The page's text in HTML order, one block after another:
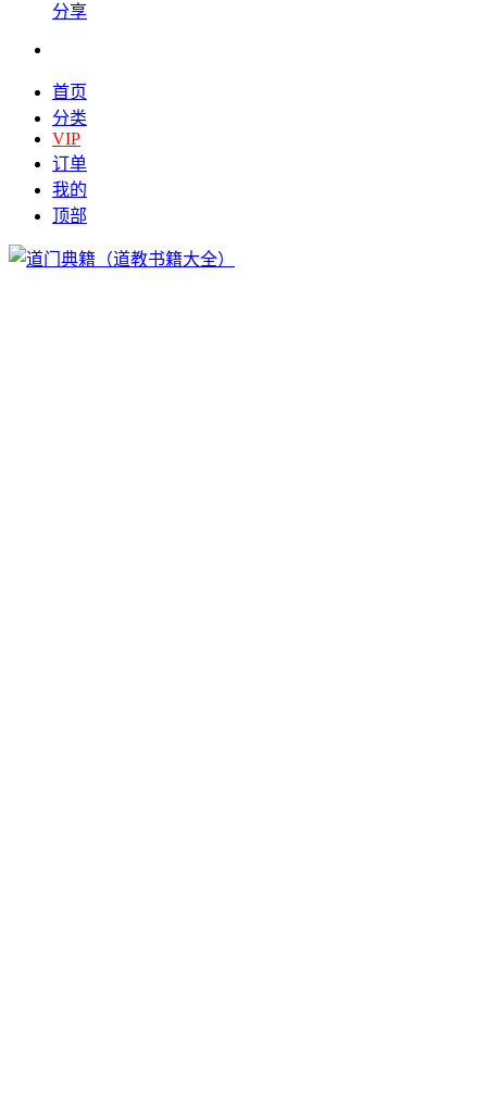
分享
首页
分类
VIP
订单
我的
顶部